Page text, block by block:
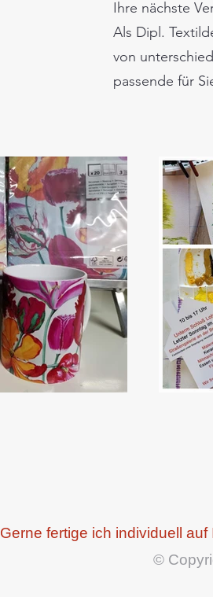
Ihre nächste
Als Dipl.
von
passende für
Gerne fertige ich individuell
©